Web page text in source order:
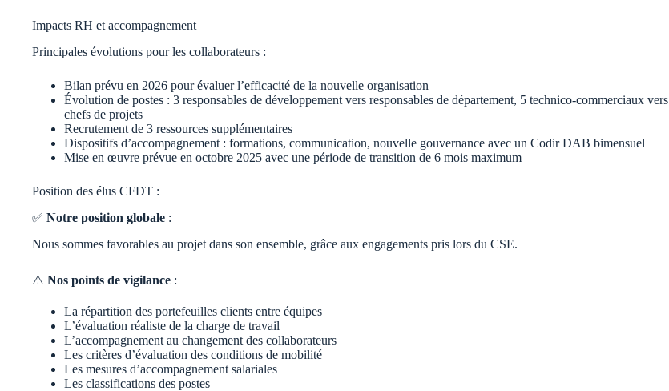
Impacts RH et accompagnement
Principales évolutions pour les collaborateurs :
Bilan prévu en 2026 pour évaluer l’efficacité de la nouvelle organisation
Évolution de postes : 3 responsables de développement vers responsables de département, 5 technico-commerciaux vers
chefs de projets
Recrutement de 3 ressources supplémentaires
Dispositifs d’accompagnement : formations, communication, nouvelle gouvernance avec un Codir DAB bimensuel
Mise en œuvre prévue en octobre 2025 avec une période de transition de 6 mois maximum
Position des élus CFDT :
✅ Notre position globale :
Nous sommes favorables au projet dans son ensemble, grâce aux engagements pris lors du CSE.
⚠️ Nos points de vigilance :
La répartition des portefeuilles clients entre équipes
L’évaluation réaliste de la charge de travail
L’accompagnement au changement des collaborateurs
Les critères d’évaluation des conditions de mobilité
Les mesures d’accompagnement salariales
Les classifications des postes